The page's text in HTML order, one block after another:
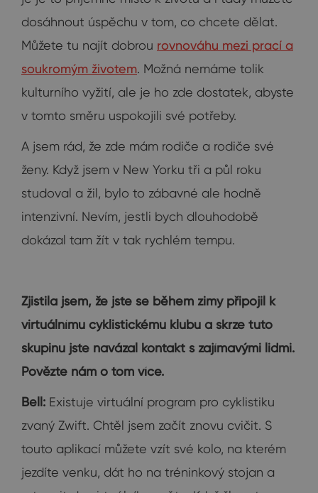
dosáhnout úspěchu v tom, co chcete dělat.
Můžete tu najít dobrou rovnováhu mezi prací a
soukromým životem. Možná nemáme tolik
kulturního vyžití, ale je ho zde dostatek, abyste
v tomto směru uspokojili své potřeby.
A jsem rád, že zde mám rodiče a rodiče své
ženy. Když jsem v New Yorku tři a půl roku
studoval a žil, bylo to zábavné ale hodně
intenzivní. Nevím, jestli bych dlouhodobě
dokázal tam žít v tak rychlém tempu.
Zjistila jsem, že jste se během zimy připojil k
virtuálnímu cyklistickému klubu a skrze tuto
skupinu jste navázal kontakt s zajímavými lidmi.
Povězte nám o tom více.
Bell: Existuje virtuální program pro cyklistiku
zvaný Zwift. Chtěl jsem začít znovu cvičit. S
touto aplikací můžete vzít své kolo, na kterém
jezdíte venku, dát ho na tréninkový stojan a